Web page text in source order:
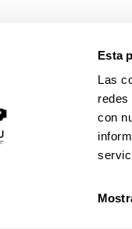
Esta
Las
redes
con